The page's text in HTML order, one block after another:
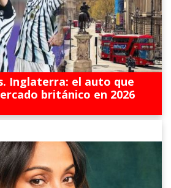
Inglaterra: el auto que
británico en 2026